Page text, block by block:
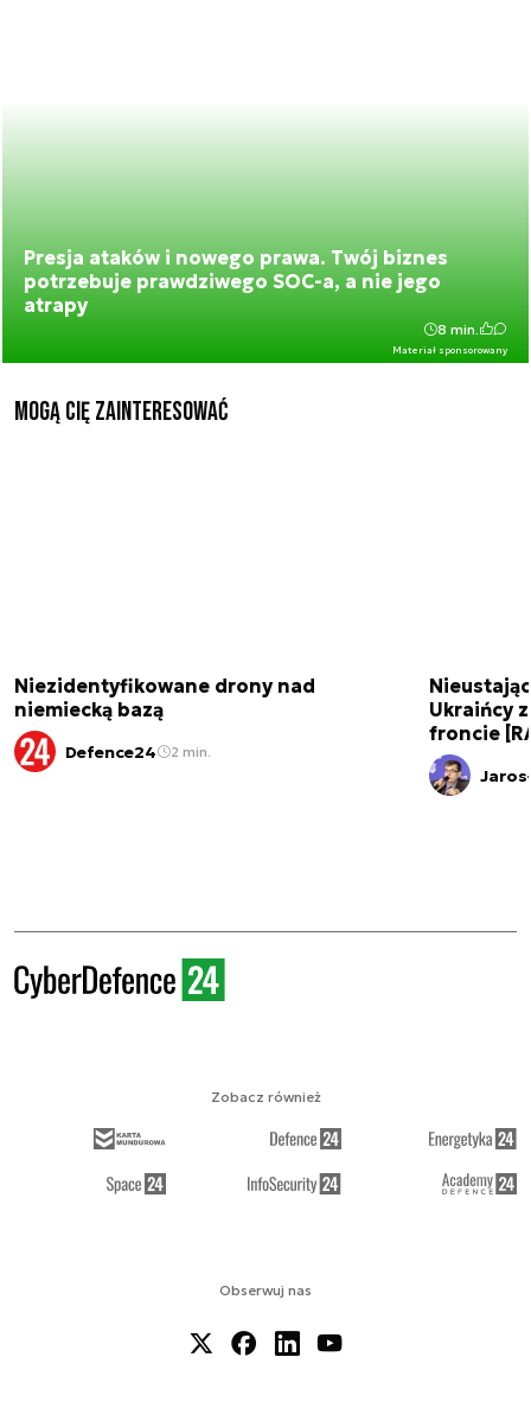
Presja ataków i nowego prawa. Twój biznes
potrzebuje prawdziwego SOC-a, a nie jego
atrapy
Materiał sponsorowany
8 min.
Mogą Cię zainteresować
Niezidentyfikowane drony nad
niemiecką bazą
Defence24 2 min.
Ukraińcy
froncie
Obserwuj nas
Zobacz również